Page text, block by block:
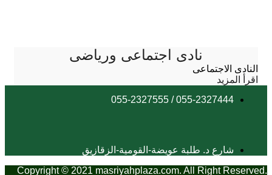
نادى اجتماعى ورياضى
النادى الاجتماعى
اقرأ المزيد
055-2327444 / 055-2327555
شارع د. طلبة عويضة-القومية-الزقازيق
Copyright © 2021 masriyahplaza.com. All Right Reserved.